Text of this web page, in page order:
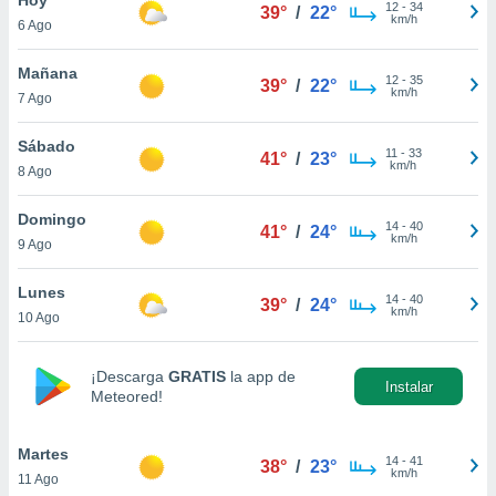
en
más
nuestra
de
aceptar
de
6 Ago
39° / 22° 12- 34
km/h
Mañana
7 Ago
39° / 22° 12- 35
km/h
Sábado
8 Ago
41° / 23° 11 - 33
km/h
Domingo
9 Ago
41° / 24° 14- 40
km/h
Lunes
10 Ago
39° / 24° 14- 40
km/h
¡Descarga GRATIS la app de
Meteored!
Instalar
Martes
11 Ago
38° / 23° 14- 41
km/h